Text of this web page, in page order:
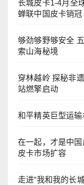
长城皮卡1-4月全
蝉联中国皮卡销冠
够劲够野够安全
索山海秘境
穿林越岭 探秘非
站燃擎启动
和平精英巨型运输
在一起，才是中
皮卡市场扩容
走进“我和我的长